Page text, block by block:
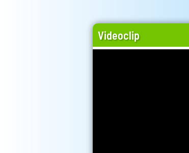
Videoclip